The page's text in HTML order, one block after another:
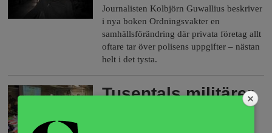
Journalisten Kolbjörn Guwallius beskriver
i nya boken Ordningsvakter en
samhällsförändring där privata företag allt
oftare tar över polisens uppgifter – nästan
helt i det tysta.
Tusentals militärer